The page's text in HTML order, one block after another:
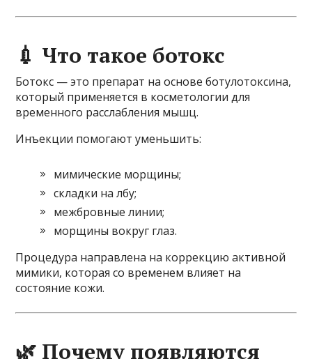
💉 Что такое ботокс
Ботокс — это препарат на основе ботулотоксина,
который применяется в косметологии для
временного расслабления мышц.
Инъекции помогают уменьшить:
мимические морщины;
складки на лбу;
межбровные линии;
морщины вокруг глаз.
Процедура направлена на коррекцию активной
мимики, которая со временем влияет на
состояние кожи.
🌿 Почему появляются